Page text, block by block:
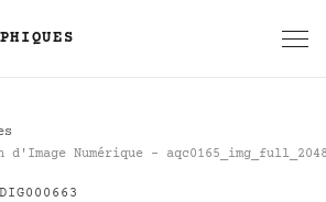
d'Image Numérique -